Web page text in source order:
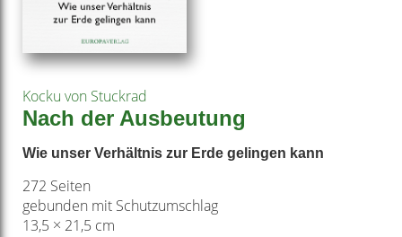
Kocku von Stuckrad
Nach der Ausbeutung
Wie unser Verhältnis zur Erde gelingen kann
272 Seiten
gebunden mit Schutzumschlag
13,5 × 21,5 cm